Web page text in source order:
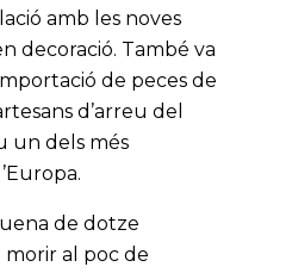
amb les noves
decoració. També va
de peces de
d’arreu del
un dels més
de dotze
morir al poc de